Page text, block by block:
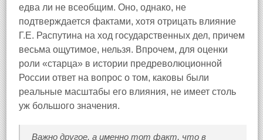
едва ли не всеобщим. Оно, однако, не
подтверждается фактами, хотя отрицать влияние
Г.Е. Распутина на ход государственных дел, причем
весьма ощутимое, нельзя. Впрочем, для оценки
роли «старца» в истории предреволюционной
России ответ на вопрос о том, каковы были
реальные масштабы его влияния, не имеет столь
уж большого значения.
Важно другое, а именно тот факт, что в